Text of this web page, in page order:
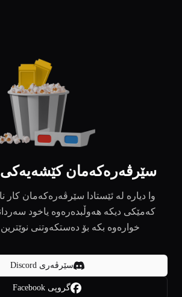
سێرڤەرەکەمان کێشەیەکی
وا دیارە لە ئێستادا سێرڤەرەکەمان کار
کەمێکی دیکە هەوڵبدەرەوە یاخود
خوارەوە بکە بۆ دەستکەوتنی نوێترین
سێرڤەری Discord
گروپی Facebook